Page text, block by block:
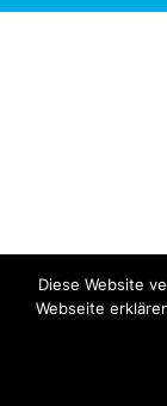
Diese Website
Webseite